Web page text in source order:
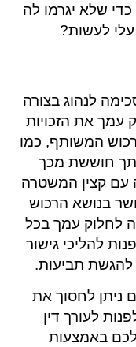
כדי שלא יגרמו לה
לעשות?
לנהוג בצורה
עמך את הזכויות
המשותף, כמו
חוששת מכך
עם קצין המשטרה
בנושא הרכוש
לחלוק עמך בכל
להליכי גישור
להגשת תביעות.
ניתן לחסוך את
לעורך דין
באמצעות